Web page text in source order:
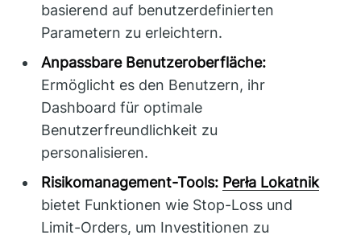
basierend auf benutzerdefinierten
Parametern zu erleichtern.
Anpassbare Benutzeroberfläche:
Ermöglicht es den Benutzern, ihr
Dashboard für optimale
Benutzerfreundlichkeit zu
personalisieren.
Risikomanagement-Tools: Perła Lokatnik
bietet Funktionen wie Stop-Loss und
Limit-Orders, um Investitionen zu